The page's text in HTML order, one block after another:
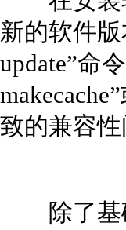
新的软件
update”命
致的兼容性
除了基础